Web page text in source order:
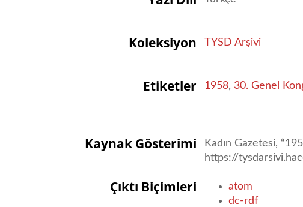
Koleksiyon TYSD Arşivi
Etiketler 1958, 30. Genel
Kaynak Gösterimi Kadın Gazetesi,
https://
Çıktı Biçimleri
atom
dc-rdf